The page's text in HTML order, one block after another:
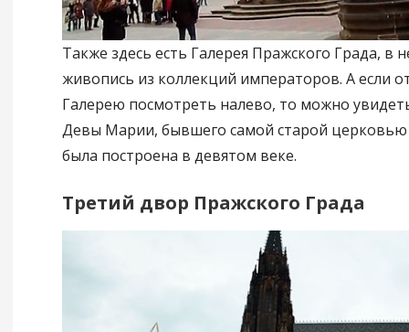
Также здесь есть Галерея Пражского Града, в
живопись из коллекций императоров. А если
Галерею посмотреть налево, то можно
Девы Марии, бывшего самой старой церковью
была построена в девятом веке.
Третий двор Пражского Града